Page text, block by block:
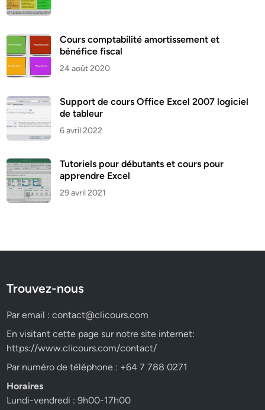
Cours comptabilité amortissement et
bénéfice fiscal
24 août 2020
Support de cours Office Excel 2007 logiciel
de tableur
6 avril 2022
Tutoriels pour débutants et cours pour
apprendre Excel
29 avril 2021
Trouvez-nous
Par email :contact@clicours.com
En visitant cette page sur notre site internet:
https://www.clicours.com/contact/
Par numéro de téléphone : +64 7 788 0271
Horaires
Lundi-vendredi : 9h00-17h00